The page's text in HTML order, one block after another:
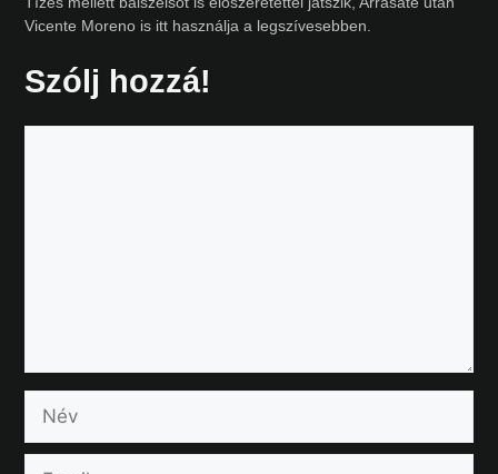
Vicente Moreno is itt használja a legszívesebben.
Szólj hozzá!